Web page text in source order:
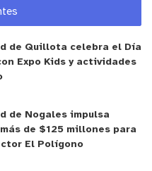
de Quillota celebra el Día
Expo Kids y actividades
de Nogales impulsa
de $125 millones para
El Polígono